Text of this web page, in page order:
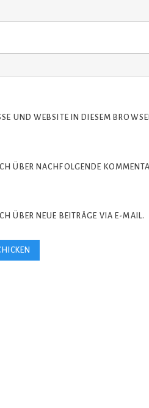
UND WEBSITE IN DIESEM
ÜBER NACHFOLGENDE
ÜBER NEUE BEITRÄGE VIA E-MAIL.